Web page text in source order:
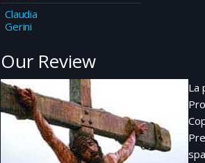
Claudia
Gerini
Our Review
La